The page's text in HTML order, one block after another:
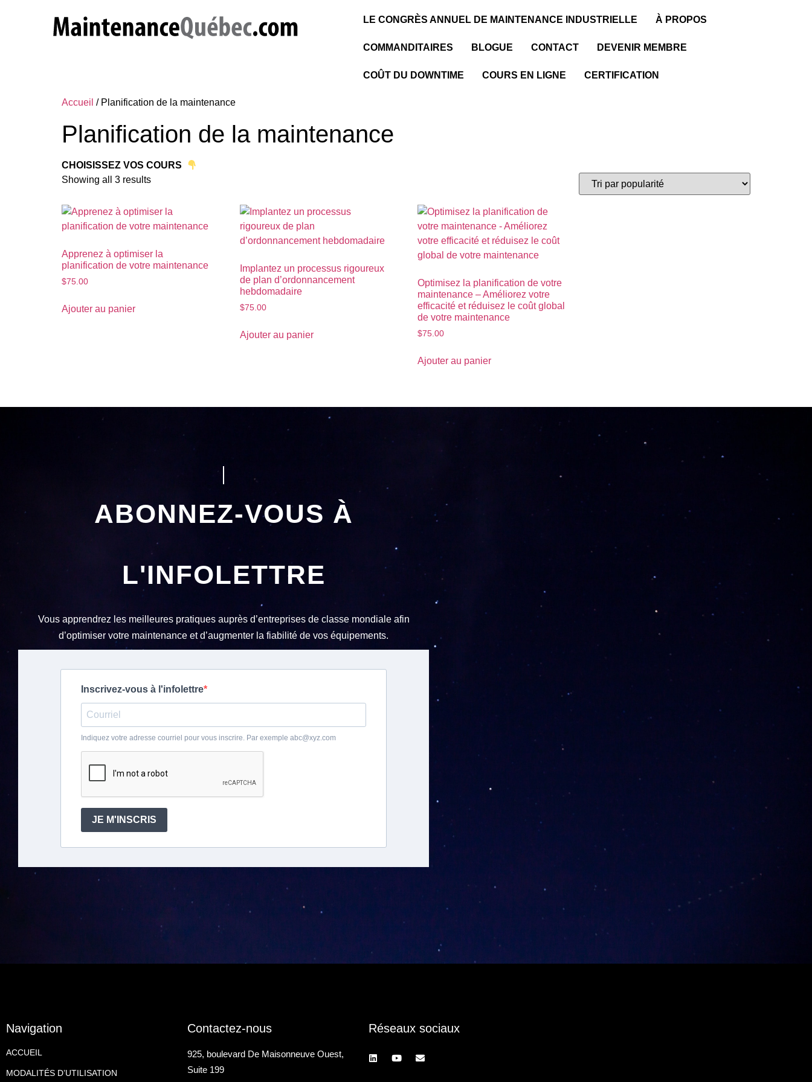
LE CONGRÈS ANNUEL DE MAINTENANCE INDUSTRIELLE À PROPOS
COMMANDITAIRES BLOGUE CONTACT DEVENIR MEMBRE
COÛT DU DOWNTIME COURS EN LIGNE CERTIFICATION
Accueil / Planification de la maintenance
Planification de la maintenance
CHOISISSEZ VOS COURS
Showing all 3 results
Apprenez à optimiser la
planification de votre maintenance
$75.00
Ajouter au panier
Implantez un processus rigoureux
de plan d’ordonnancement
hebdomadaire
$75.00
Ajouter au panier
Optimisez la planification de votre
maintenance – Améliorez votre
efficacité et réduisez le coût global
de votre maintenance
$75.00
Ajouter au panier
ABONNEZ-VOUS À
L'INFOLETTRE
Vous apprendrez les meilleures pratiques auprès d’entreprises de classe mondiale afin
d’optimiser votre maintenance et d’augmenter la fiabilité de vos équipements.
Inscrivez-vous à l'infolettre
Indiquez votre adresse courriel pour vous inscrire. Par exemple abc@xyz.com
JE M'INSCRIS
Navigation
ACCUEIL
MODALITÉS D’UTILISATION
Contactez-nous
925, boulevard De Maisonneuve Ouest,
Suite 199
Réseaux sociaux